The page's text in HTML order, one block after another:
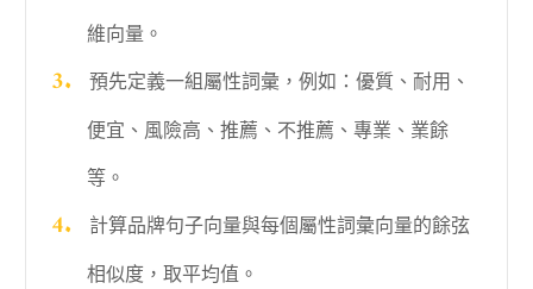
維向量。
預先定義一組屬性詞彙，例如：優質、耐用、
便宜、風險高、推薦、不推薦、專業、業餘
等。
計算品牌句子向量與每個屬性詞彙向量的餘弦
相似度，取平均值。